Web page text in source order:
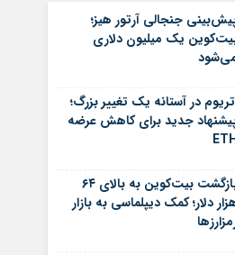
و کارهای گردشگری و هنر
و ورزش
جنجالی آرتور هیز؛
یک میلیون دلاری
در آستانه یک تغییر بزرگ؛
جدید برای کاهش عرضه
بازگشت بیت‌کوین به بالای ۶۴
دلار؛ کمک دیپلماسی به بازار